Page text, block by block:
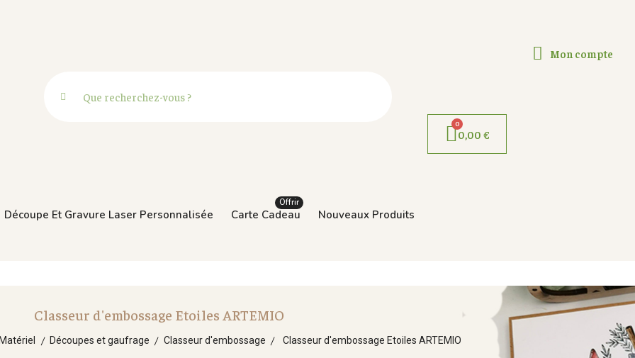
0,00 €
Mon compte
Découpe Et Gravure Laser Personnalisée Carte Cadeau
Offrir
Nouveaux Produits
Classeur d'embossage Etoiles ARTEMIO
Découpes et gaufrage Classeur d'embossage Classeur d'embossage Etoiles ARTEMIO